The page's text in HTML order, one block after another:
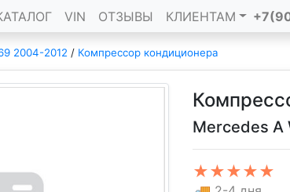
VIN ОТЗЫВЫ КЛИЕНТАМ
2004-2012 / Компрессор кондиционера
Mercedes A
★★★★★